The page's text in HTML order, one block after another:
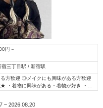
円～
三丁目駅 / 新宿駅
方歓迎 ◎メイクにも興味がある方歓迎
・着物に興味がある・着物が好き ・オ
~ 2026.08.20